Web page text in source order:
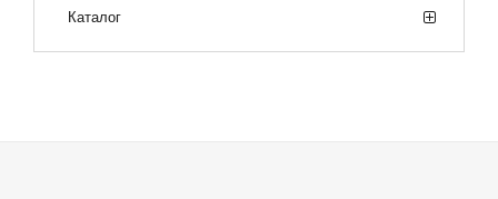
Каталог